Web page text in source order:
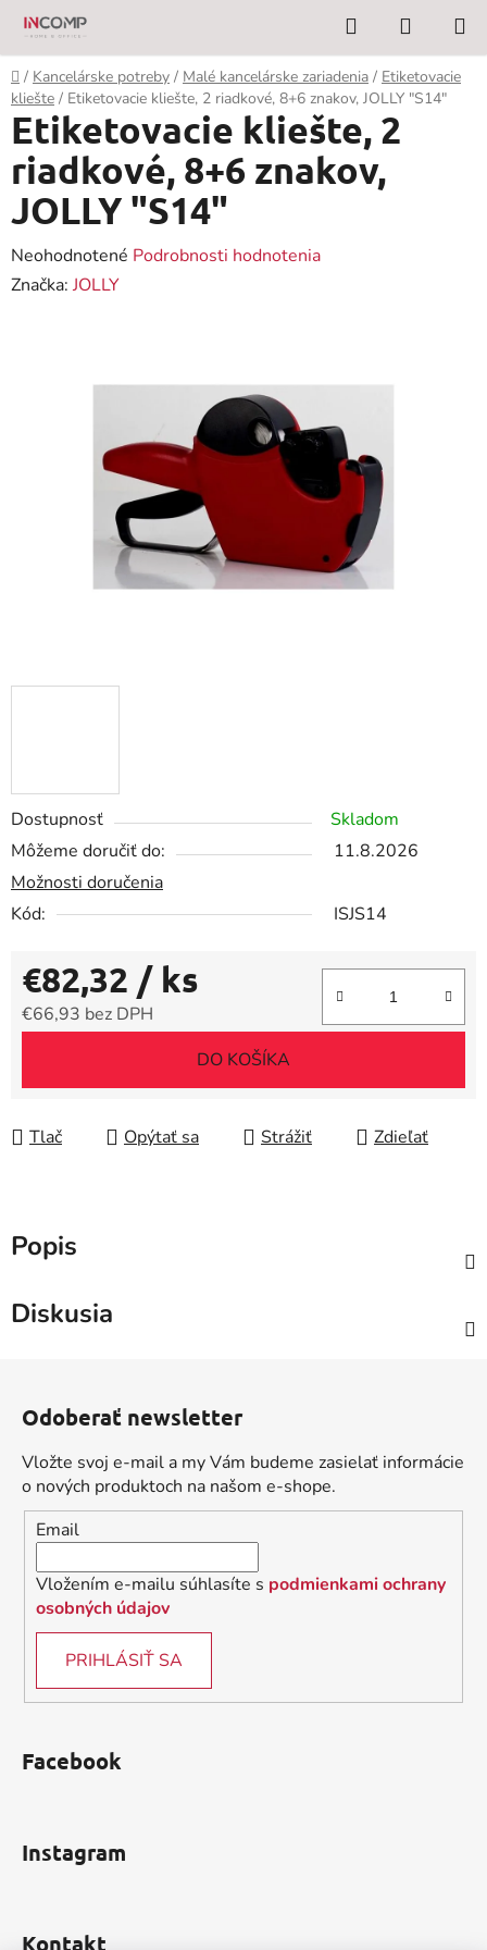
Prejsť
obsah
Hľadať
KOŠÍK
Domov
/ Kancelárske potreby / Malé kancelárske zariadenia / Etiketovacie
kliešte / Etiketovacie kliešte, 2 riadkové, 8+6 znakov, JOLLY "S14"
Dostupnosť
Skladom
Môžeme doručiť do:
11.8.2026
Možnosti doručenia
Kód:
ISJS14
€82,32 / ks
€66,93 bez DPH
DO KOŠÍKA
Tlač Opýtať sa Strážiť Zdieľať
Etiketovacie kliešte, 2
riadkové, 8+6 znakov,
JOLLY "S14"
Priemerné
hodnotenie
Neohodnotené Podrobnosti hodnotenia
Značka: JOLLY
Popis
Diskusia
Odoberať newsletter
Vložte svoj e-mail a my Vám budeme zasielať informácie
o nových produktoch na našom e-shope.
Email
Vložením e-mailu súhlasíte s podmienkami ochrany
osobných údajov
PRIHLÁSIŤ SA
Facebook
Instagram
Kontakt